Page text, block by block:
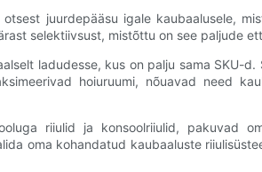
juurdepääsu igale kaubaalusele,
selektiivsust, mistõttu on see paljude
ladudesse, kus on palju sama SKU-
hoiuruumi, nõuavad need
riiulid ja konsoolriiulid, pakuvad
oma kohandatud kaubaaluste